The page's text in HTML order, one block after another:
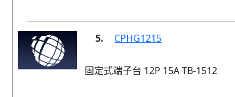
5. CPHG1215
固定式端子台 12P 15A TB-1512